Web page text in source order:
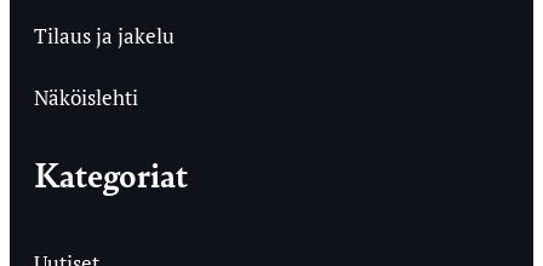
Tilaus ja jakelu
Näköislehti
Kategoriat